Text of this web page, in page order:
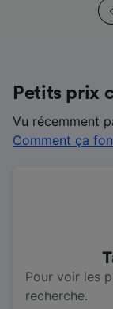
Petits prix
Vu récemment
Comment ça
Pour voir les
recherche.